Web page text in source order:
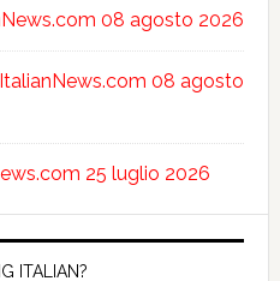
08 agosto 2026
08 agosto
25 luglio 2026
ITALIAN?